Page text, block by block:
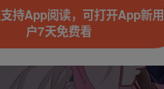
持App阅读，可打开App新用
户7天免费看